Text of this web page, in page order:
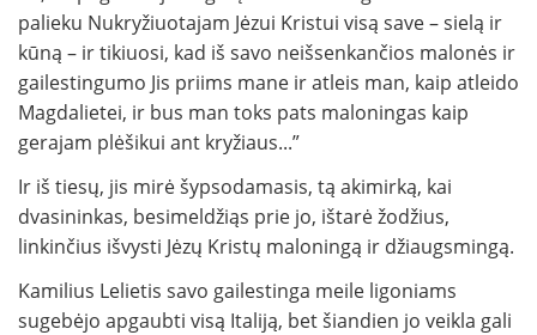
palieku Nukryžiuotajam Jėzui Kristui visą save – sielą ir
kūną – ir tikiuosi, kad iš savo neišsenkančios malonės ir
gailestingumo Jis priims mane ir atleis man, kaip atleido
Magdalietei, ir bus man toks pats maloningas kaip
gerajam plėšikui ant kryžiaus...”
Ir iš tiesų, jis mirė šypsodamasis, tą akimirką, kai
dvasininkas, besimeldžiąs prie jo, ištarė žodžius,
linkinčius išvysti Jėzų Kristų maloningą ir džiaugsmingą.
Kamilius Lelietis savo gailestinga meile ligoniams
sugebėjo apgaubti visą Italiją, bet šiandien jo veikla gali